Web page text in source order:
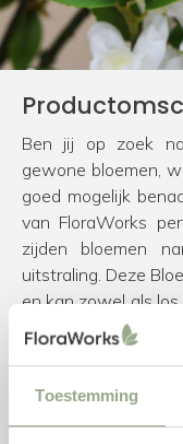
Toestemming
Ben jij op zoek
gewone bloemen,
goed mogelijk
van FloraWorks
zijden bloemen
uitstraling. Deze
en kan zowel als
worden. Voor
jouw
collectievazen.